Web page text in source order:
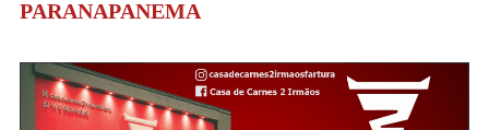
PARANAPANEMA